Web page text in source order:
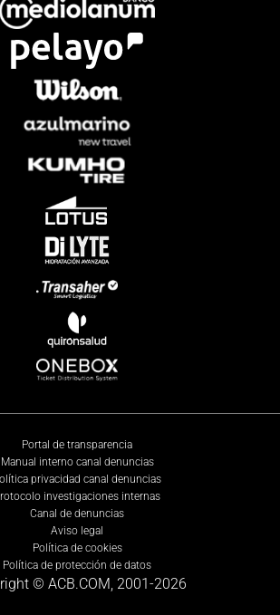
Portal de transparencia
Manual interno canal denuncias
privacidad canal denuncias
investigaciones internas
Canal de denuncias
Aviso legal
Política de cookies
Política de protección de datos
© ACB.COM, 2001-2026